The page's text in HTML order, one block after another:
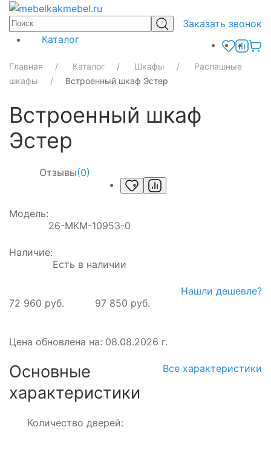
Заказать звонок
Каталог
Главная Каталог Шкафы
Распашные
шкафы
Встроенный шкаф Эстер
Встроенный шкаф
Эстер
Отзывы(0)
Модель:
26-МКМ-10953-0
Наличие:
Есть в наличии
72 960 руб. 97 850 руб.
Нашли дешевле?
Цена обновлена на: 08.08.2026 г.
Основные
характеристики
Все характеристики
Количество дверей: